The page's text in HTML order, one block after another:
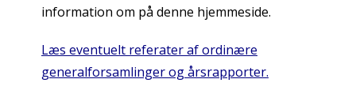
information om på denne hjemmeside.
Læs eventuelt referater af ordinære
generalforsamlinger og årsrapporter.